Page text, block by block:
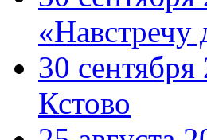
«Навстречу
30
Кстово